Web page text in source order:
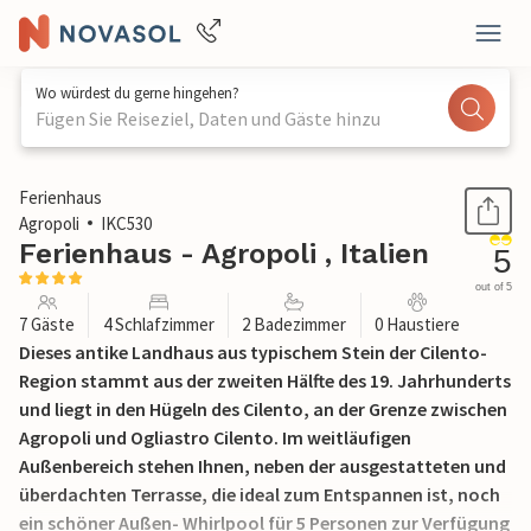
Wo würdest du gerne hingehen?
Fügen Sie Reiseziel, Daten und Gäste hinzu
1 / 26
Ferienhaus
Agropoli
IKC530
Ferienhaus - Agropoli , Italien 5
out of 5
7 Gäste 4 Schlafzimmer 2 Badezimmer 0 Haustiere
Dieses antike Landhaus aus typischem Stein der Cilento-
Region stammt aus der zweiten Hälfte des 19. Jahrhunderts
und liegt in den Hügeln des Cilento, an der Grenze zwischen
Agropoli und Ogliastro Cilento. Im weitläufigen
Außenbereich stehen Ihnen, neben der ausgestatteten und
überdachten Terrasse, die ideal zum Entspannen ist, noch
ein schöner Außen- Whirlpool für 5 Personen zur Verfügung